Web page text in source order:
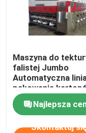
Maszyna do
falistej Jumbo
Automatyczna
pakowania
Precyzja
Najlepsza
Skontaktuj